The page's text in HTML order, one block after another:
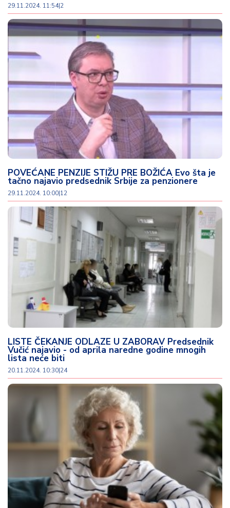
29.11.2024. 11:54|2
POVEĆANE PENZIJE STIŽU PRE BOŽIĆA Evo šta je
tačno najavio predsednik Srbije za penzionere
29.11.2024. 10:00|12
LISTE ČEKANJE ODLAZE U ZABORAV Predsednik
Vučić najavio - od aprila naredne godine mnogih
lista neće biti
20.11.2024. 10:30|24